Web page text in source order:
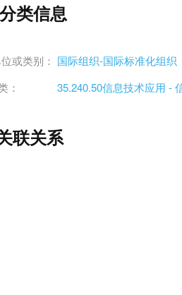
涉及仿真无关协作环境，也没有规
provide guidance for
among all kinds of stakeholders
can not only be applied to
with developing and deploying
enterprises, which can cover the
分类信息
或类别： 国际组织-国际标准化组织
：
35.240.50信息技术应用 -
联关系